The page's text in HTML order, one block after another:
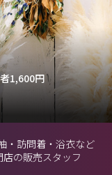
1,600円
・訪問着・浴衣など
の販売スタッフ